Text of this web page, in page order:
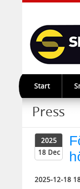
Start
Press
2025
18 Dec
2025-12-18